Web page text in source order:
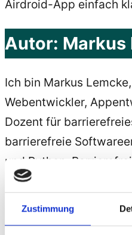
Zustimmung
Airdroid-App einfach
Autor: Markus
Ich bin Markus
Webentwickler,
Dozent für
barrierefreie
und Python,
Betriebssystemen